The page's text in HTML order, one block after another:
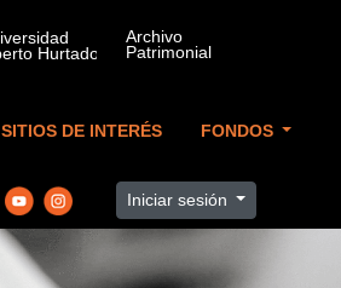
SITIOS DE INTERÉS FONDOS
Iniciar sesión